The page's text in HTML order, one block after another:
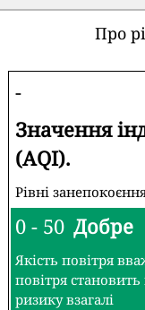
Про
-
Значення
(AQI).
Рівні
0 - 50 Добре
Якість повітря
повітря
ризику взагалі